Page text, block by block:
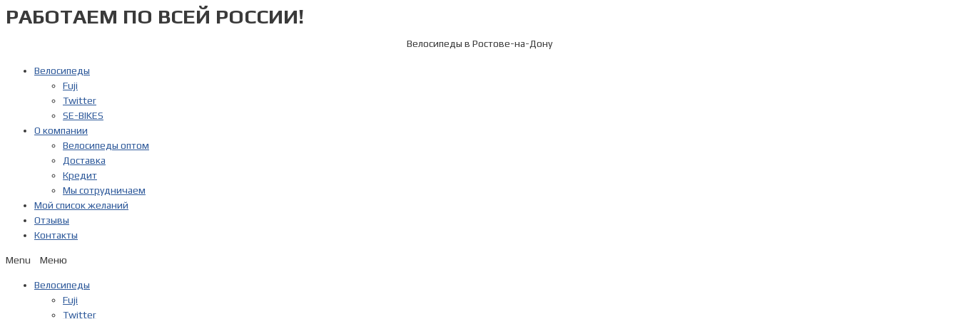
Перейти
кРАБОТАЕМ ПО ВСЕЙ РОССИИ!
Велосипеды в Ростове-на-Дону
Велосипеды
Fuji
Twitter
SE-BIKES
О компании
Велосипеды оптом
Доставка
Кредит
Мы сотрудничаем
Мой список желаний
Отзывы
Контакты
Menu
Велосипеды
Fuji
Twitter